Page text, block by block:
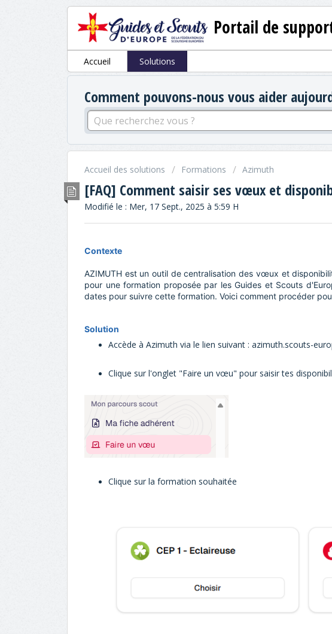
Portail de
Accueil Solutions
Comment pouvons-nous vous aider
Accueil des solutions Formations Azimuth
[FAQ] Comment saisir ses vœux et
Modifié le : Mer, 17 Sept., 2025 à 5:59 H
Contexte
AZIMUTH est un outil de centralisation des vœux et
pour une formation proposée par les Guides et Scouts
dates pour suivre cette formation. Voici comment procéder
Solution
Accède à Azimuth via le lien suivant : azimuth.scouts-
Clique sur l'onglet "Faire un vœu" pour saisir tes
Clique sur la formation souhaitée